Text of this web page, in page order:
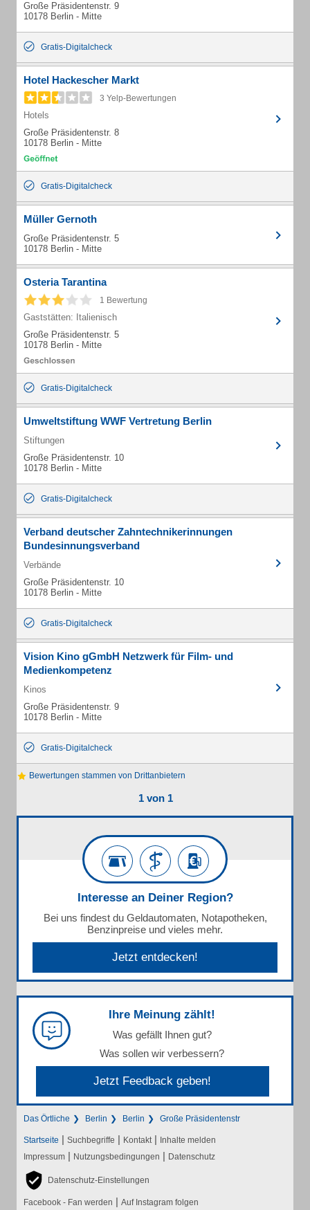
Große Präsidentenstr. 9
10178 Berlin - Mitte
Gratis-Digitalcheck
Hotel Hackescher Markt
3 Yelp-Bewertungen
Hotels
Große Präsidentenstr. 8
10178 Berlin - Mitte
Gratis-Digitalcheck
Müller Gernoth
Große Präsidentenstr. 5
10178 Berlin - Mitte
Osteria Tarantina
1 Bewertung
Gaststätten: Italienisch
Große Präsidentenstr. 5
10178 Berlin - Mitte
Gratis-Digitalcheck
Umweltstiftung WWF Vertretung Berlin
Stiftungen
Große Präsidentenstr. 10
10178 Berlin - Mitte
Gratis-Digitalcheck
Verband deutscher Zahntechnikerinnungen
Bundesinnungsverband
Verbände
Große Präsidentenstr. 10
10178 Berlin - Mitte
Gratis-Digitalcheck
Vision Kino gGmbH Netzwerk für Film- und
Medienkompetenz
Kinos
Große Präsidentenstr. 9
10178 Berlin - Mitte
Gratis-Digitalcheck
Bewertungen stammen von Drittanbietern
1 von 1
Interesse an Deiner Region?
Bei uns findest du Geldautomaten, Notapotheken,
Benzinpreise und vieles mehr.
Jetzt entdecken!
Ihre Meinung zählt!
Was gefällt Ihnen gut?
Was sollen wir verbessern?
Jetzt Feedback geben!
Das Örtliche Berlin Berlin Große Präsidentenstr
Startseite | Suchbegriffe | Kontakt | Inhalte melden
Impressum | Nutzungsbedingungen | Datenschutz
Datenschutz-Einstellungen
Facebook - Fan werden | Auf Instagram folgen